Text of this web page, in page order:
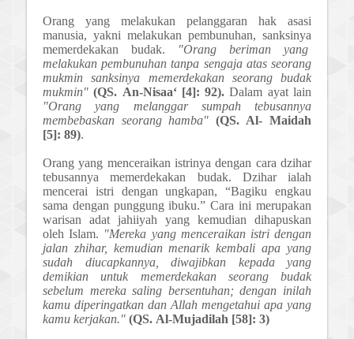
Orang yang melakukan pelanggaran hak asasi
manusia, yakni melakukan pembunuhan, sanksinya
memerdekakan budak.
"Orang beriman yang
melakukan pembunuhan tanpa sengaja atas seorang
mukmin sanksinya memerdekakan seorang budak
mukmin" (QS. An-Nisaa‘ [4]: 92). Dalam ayat lain
"Orang yang melanggar sumpah tebusannya
membebaskan seorang hamba" (QS. Al- Maidah
[5]: 89).
Orang yang menceraikan istrinya dengan cara dzihar
tebusannya memerdekakan budak. Dzihar ialah
mencerai istri dengan ungkapan, “Bagiku engkau
sama dengan punggung ibuku.” Cara ini merupakan
warisan adat jahiiyah yang kemudian dihapuskan
oleh Islam. "Mereka yang menceraikan istri dengan
jalan zhihar, kemudian menarik kembali apa yang
sudah diucapkannya, diwajibkan kepada yang
demikian untuk memerdekakan seorang budak
sebelum mereka saling bersentuhan; dengan inilah
kamu diperingatkan dan Allah mengetahui apa yang
kamu kerjakan." (QS. Al-Mujadilah [58]: 3)